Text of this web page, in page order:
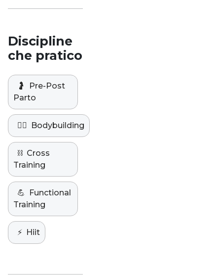
Discipline
che pratico
🤰
Pre-Post
Parto
🏋️‍♀️ Bodybuilding
⛓️ Cross
Training
💪
Functional
Training
⚡️ Hiit